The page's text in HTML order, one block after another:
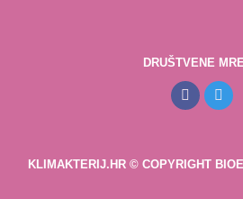
DRUŠTVENE
KLIMAKTERIJ.HR © COPYRIGHT